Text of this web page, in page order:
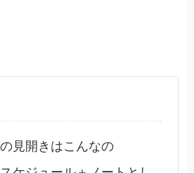
見開きはこんなの